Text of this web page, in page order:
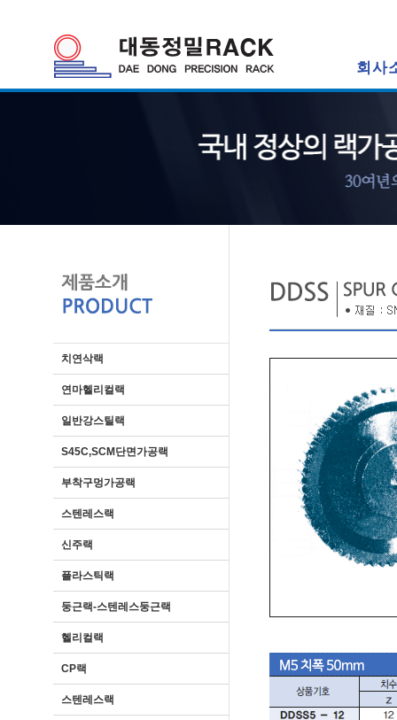
회사
치연삭랙
연마헬리컬랙
일반강스틸랙
S45C,SCM단면가공랙
부착구멍가공랙
스텐레스랙
신주랙
플라스틱랙
둥근랙-스텐레스둥근랙
헬리컬랙
CP랙
스텐레스랙